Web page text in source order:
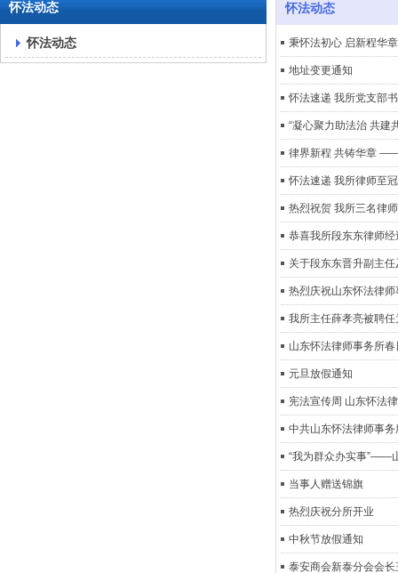
怀法动态
怀法动态
怀法动态
秉怀法初心 启新程华
地址变更通知
怀法速递 我所党支部
“凝心聚力助法治 共建
律界新程 共铸华章
怀法速递 我所律师至
热烈祝贺 我所三名律
恭喜我所段东东律师
关于段东东晋升副主
热烈庆祝山东怀法律
我所主任薛孝亮被聘
山东怀法律师事务所春
元旦放假通知
宪法宣传周 山东怀法
中共山东怀法律师事
“我为群众办实事”——
当事人赠送锦旗
热烈庆祝分所开业
中秋节放假通知
泰安商会新泰分会会